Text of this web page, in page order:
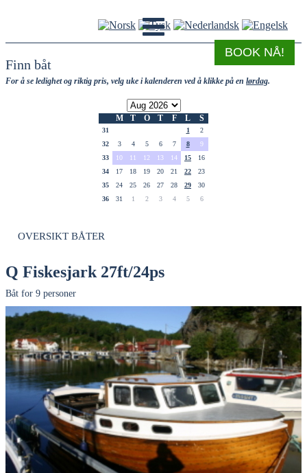
BOOK NÅ!
Finn båt
For å se ledighet og riktig pris, velg uke i kalenderen ved å klikke på en lørdag.
M T O T F L S
31 1
2
32
3 4 5 6 7 8
9
33
10 11 12 13 14 15
16
34
17 18 19 20 21 22
23
35
24 25 26 27 28 29
30
36
31 1 2 3 4 5 6
OVERSIKT BÅTER
Q Fiskesjark 27ft/24ps
Båt for 9 personer